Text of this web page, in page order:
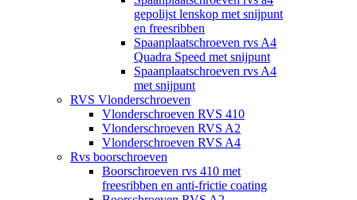
gepolijst lenskop met snijpunt
en freesribben
Spaanplaatschroeven rvs A4
Quadra Speed met snijpunt
Spaanplaatschroeven rvs A4
met snijpunt
RVS Vlonderschroeven
Vlonderschroeven RVS 410
Vlonderschroeven RVS A2
Vlonderschroeven RVS A4
Rvs boorschroeven
Boorschroeven rvs 410 met
freesribben en anti-frictie coating